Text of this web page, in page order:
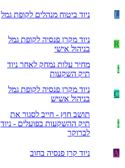
L ניוד ביטוח מנהלים לקופת גמל
R
ניוד מקרן פנסיה לקופת גמל
בניהול אישי
י
מחיר עלות נמחק לאחר ניוד
תיק השקעות
C
ניוד מקרן פנסיה לקופת גמל
בניהול אשיש
י
תושב חוץ - חייב לסגור את
תיק ההשקעות בפועלים - ניוד
לברוקר
A ניוד קרן פנסיה בחוב